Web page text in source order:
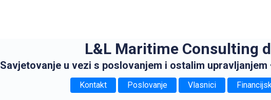
L&L Maritime Consulting
Savjetovanje u vezi s poslovanjem i ostalim upravljanjem
Kontakt Poslovanje Vlasnici